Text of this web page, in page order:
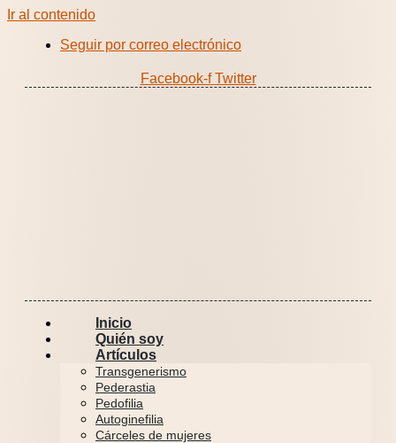
Ir al contenido
Seguir por correo electrónico
Facebook-f Twitter
Inicio
Quién soy
Artículos
Transgenerismo
Pederastia
Pedofilia
Autoginefilia
Cárceles de mujeres